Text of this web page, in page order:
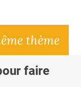
thème
faire